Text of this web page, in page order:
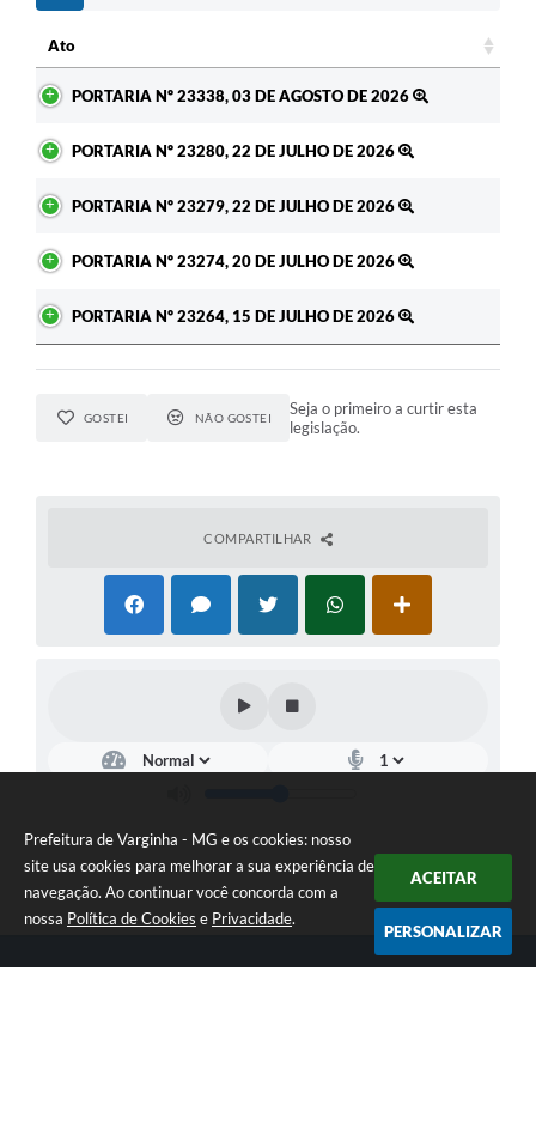
Prefeitura de Varginha - MG e os cookies: nosso
site usa cookies para melhorar a sua experiência de
navegação. Ao continuar você concorda com a
nossa Política de Cookies e Privacidade.
ACEITAR
PERSONALIZAR
Ato
PORTARIA Nº 23338, 03 DE AGOSTO DE 2026
PORTARIA Nº 23280, 22 DE JULHO DE 2026
PORTARIA Nº 23279, 22 DE JULHO DE 2026
PORTARIA Nº 23274, 20 DE JULHO DE 2026
PORTARIA Nº 23264, 15 DE JULHO DE 2026
GOSTEI NÃO GOSTEI
Seja o primeiro a curtir esta
legislação.
COMPARTILHAR